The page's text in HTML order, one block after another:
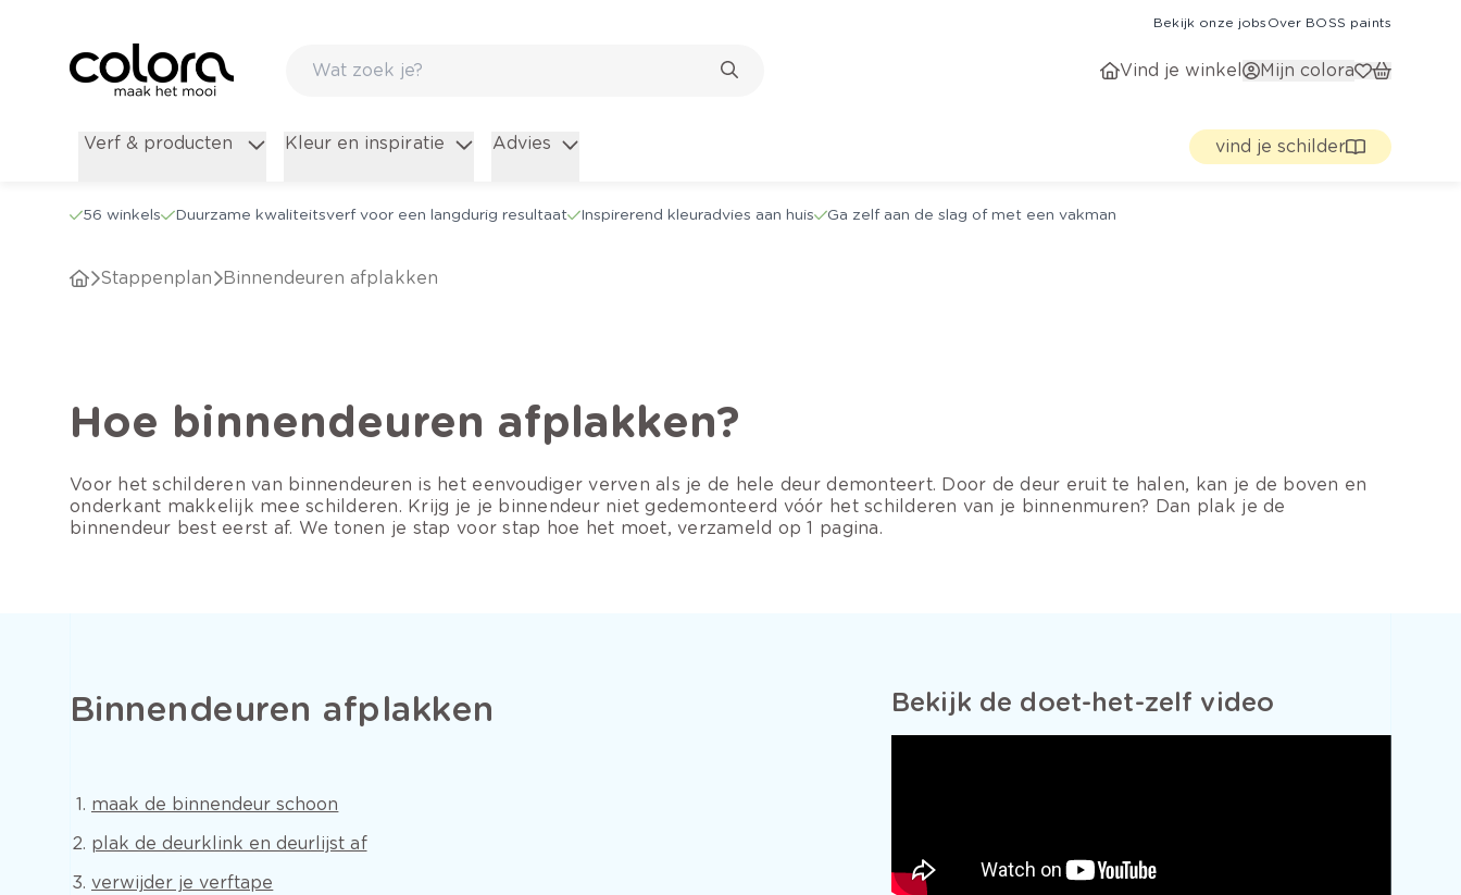
Bekijk onze jobs Over BOSS paints
Vind je winkel Mijn colora
Verf & producten Kleur en inspiratie Advies vind je schilder
56 winkels Duurzame kwaliteitsverf voor een langdurig resultaat Inspirerend kleuradvies aan huis Ga zelf aan de slag of met een vakman
Stappenplan Binnendeuren afplakken
Hoe binnendeuren afplakken?
Voor het schilderen van binnendeuren is het eenvoudiger verven als je de hele deur demonteert. Door de deur eruit te halen, kan je de boven en
onderkant makkelijk mee schilderen. Krijg je je binnendeur niet gedemonteerd vóór het schilderen van je binnenmuren? Dan plak je de
binnendeur best eerst af. We tonen je stap voor stap hoe het moet, verzameld op 1 pagina.
Binnendeuren afplakken
maak de binnendeur schoon
plak de deurklink en deurlijst af
verwijder je verftape
Bekijk de doet-het-zelf video